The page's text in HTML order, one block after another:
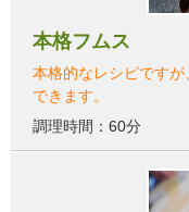
本格フムス
本格的なレシピです
できます。
調理時間：60分